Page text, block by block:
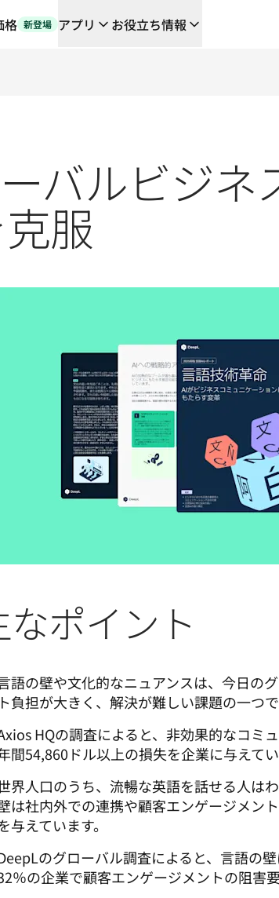
対応する、AIを活用した新しいワークフロー
格 新登場 アプリ お役立ち情報
バルビジネ
服
ポイント
語の壁や文化的なニュアンスは、今日の
負担が大きく、解決が難しい課題の一つで
HQの調査によると、非効果的なコミ
間54,860ドル以上の損失を企業に与えてい
界人口のうち、流暢な英語を話せる人は
は社内外での連携や顧客エンゲージメン
与えています。
のグローバル調査によると、言語の
％の企業で顧客エンゲージメントの阻害要